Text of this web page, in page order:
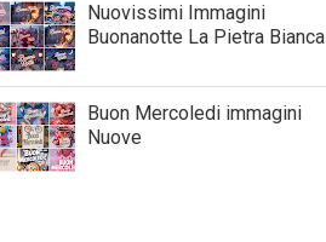
Nuovissimi Immagini
Buonanotte La Pietra Bianca
Buon Mercoledi immagini
Nuove